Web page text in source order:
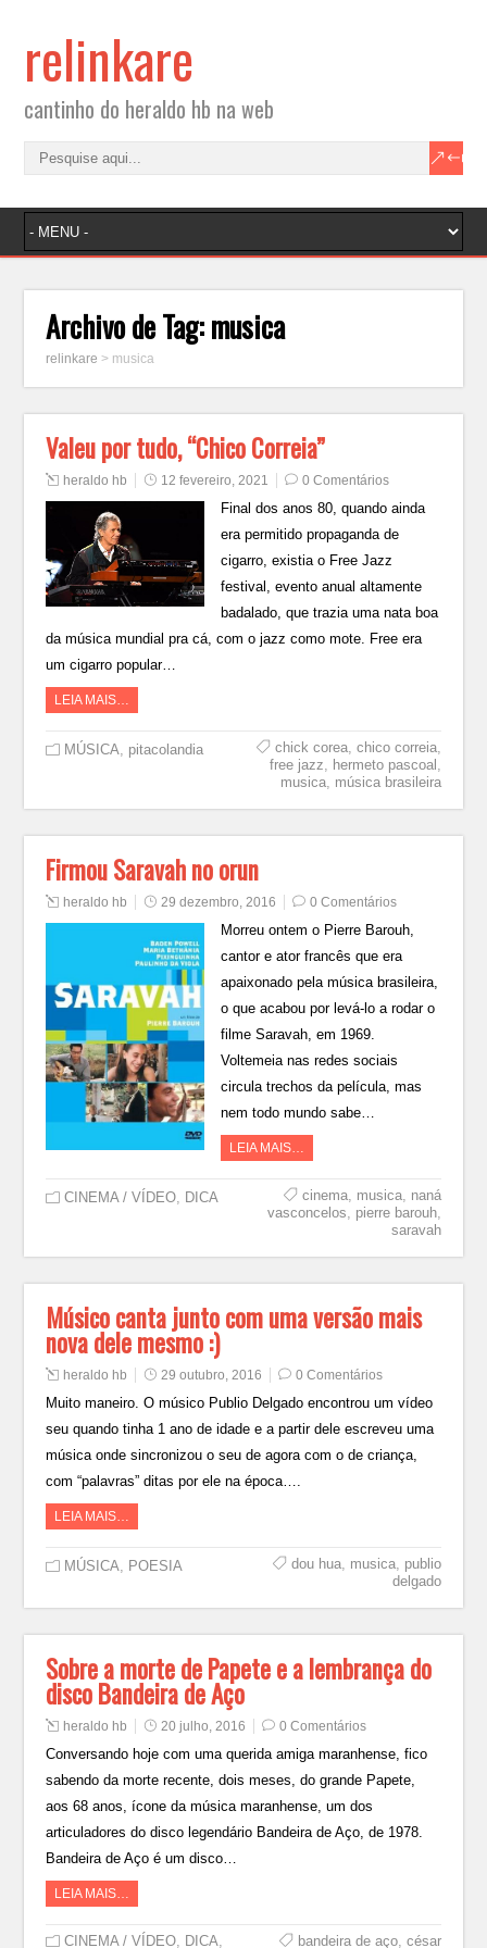
relinkare
cantinho do heraldo hb na web
Archivo de Tag:musica
relinkare > musica
Valeu por tudo, “Chico Correia”
heraldo hb 12 fevereiro, 2021 0 Comentários
Final dos anos 80, quando ainda
era permitido propaganda de
cigarro, existia o Free Jazz
festival, evento anual altamente
badalado, que trazia uma nata boa
da música mundial pra cá, com o jazz como mote. Free era
um cigarro popular…
LEIA MAIS…
MÚSICA, pitacolandia chick corea, chico correia,
free jazz, hermeto pascoal ,
musica, música brasileira
Firmou Saravah no orun
heraldo hb 29 dezembro, 2016 0 Comentários
Morreu ontem o Pierre Barouh,
cantor e ator francês que era
apaixonado pela música brasileira,
o que acabou por levá-lo a rodar o
filme Saravah, em 1969.
Voltemeia nas redes sociais
circula trechos da película, mas
nem todo mundo sabe…
LEIA MAIS…
CINEMA / VÍDEO, DICA cinema, musica, naná
vasconcelos, pierre barouh,
saravah
Músico canta junto com uma versão mais
nova dele mesmo :)
heraldo hb 29 outubro, 2016 0 Comentários
Muito maneiro. O músico Publio Delgado encontrou um vídeo
seu quando tinha 1 ano de idade e a partir dele escreveu uma
música onde sincronizou o seu de agora com o de criança,
com “palavras” ditas por ele na época….
LEIA MAIS…
MÚSICA, POESIA dou hua, musica, publio
delgado
Sobre a morte de Papete e a lembrança do
disco Bandeira de Aço
heraldo hb 20 julho, 2016 0 Comentários
Conversando hoje com uma querida amiga maranhense, fico
sabendo da morte recente, dois meses, do grande Papete,
aos 68 anos, ícone da música maranhense, um dos
articuladores do disco legendário Bandeira de Aço, de 1978.
Bandeira de Aço é um disco…
LEIA MAIS…
CINEMA / VÍDEO, DICA, bandeira de aço, césar